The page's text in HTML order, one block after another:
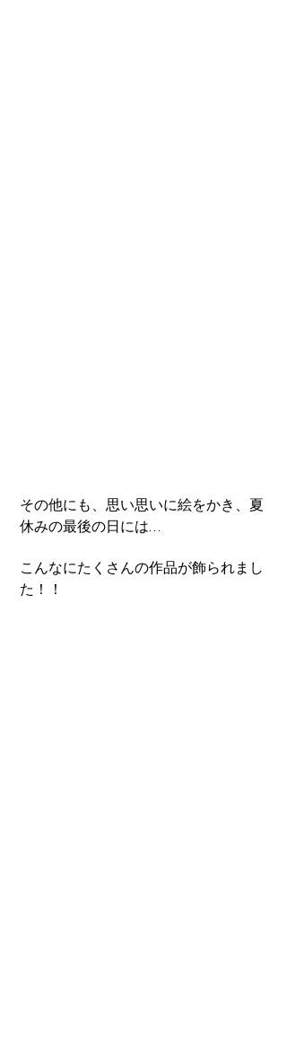
その他にも、思い思いに絵をかき、夏
休みの最後の日には…
こんなにたくさんの作品が飾られまし
た！！